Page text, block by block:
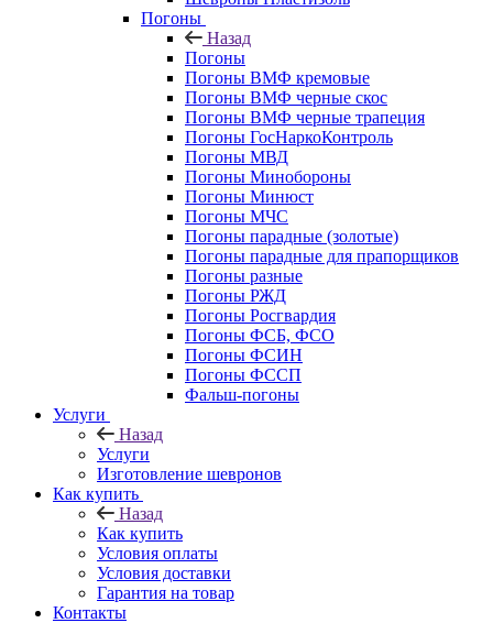
Погоны
Назад
Погоны
Погоны ВМФ кремовые
Погоны ВМФ черные скос
Погоны ВМФ черные трапеция
Погоны ГосНаркоКонтроль
Погоны МВД
Погоны Минобороны
Погоны Минюст
Погоны МЧС
Погоны парадные (золотые)
Погоны парадные для прапорщиков
Погоны разные
Погоны РЖД
Погоны Росгвардия
Погоны ФСБ, ФСО
Погоны ФСИН
Погоны ФССП
Фальш-погоны
Услуги
Назад
Услуги
Изготовление шевронов
Как купить
Назад
Как купить
Условия оплаты
Условия доставки
Гарантия на товар
Контакты